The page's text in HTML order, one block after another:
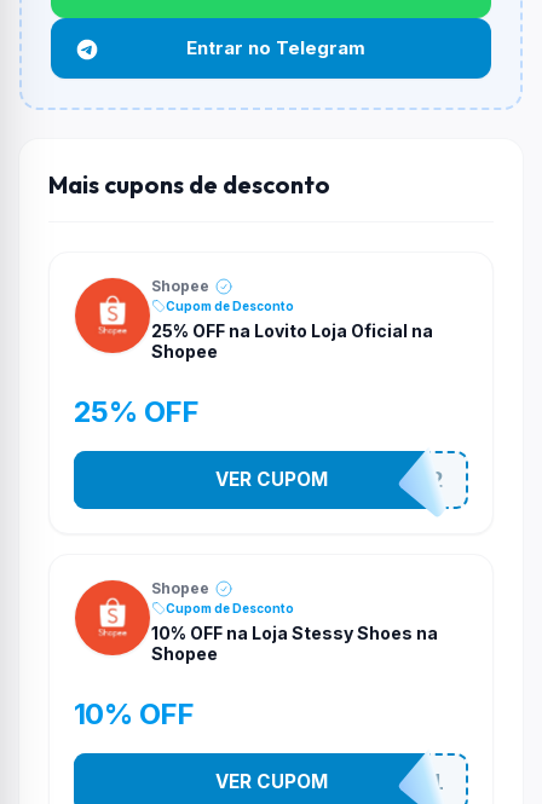
Funciona em qualquer produto?
Não necessariamente. Depende de itens participantes
e alguns vendedores ou produtos especificos podem
não aceitar cupons.
Entrar no Telegram
Mais cupons de desconto
Shopee
Cupom de Desconto
25% OFF na Lovito Loja Oficial na
Shopee
25% OFF
141525852
VER CUPOM
Shopee
Cupom de Desconto
10% OFF na Loja Stessy Shoes na
Shopee
10% OFF
STES2541
VER CUPOM